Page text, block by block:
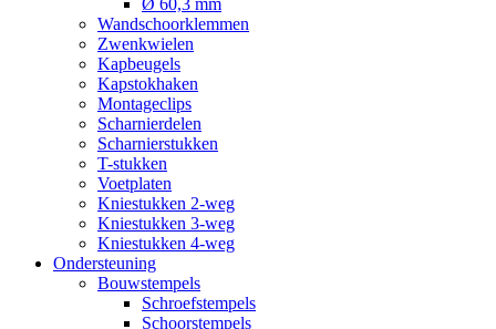
Ø 60,3 mm
Wandschoorklemmen
Zwenkwielen
Kapbeugels
Kapstokhaken
Montageclips
Scharnierdelen
Scharnierstukken
T-stukken
Voetplaten
Kniestukken 2-weg
Kniestukken 3-weg
Kniestukken 4-weg
Ondersteuning
Bouwstempels
Schroefstempels
Schoorstempels